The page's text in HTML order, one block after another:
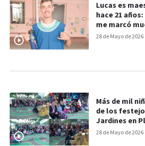
28 de Mayo de 2026
Lucas es
hace 21
me marcó
28 de Mayo de 2026
Más de mil
de los
Jardines en
Paraná